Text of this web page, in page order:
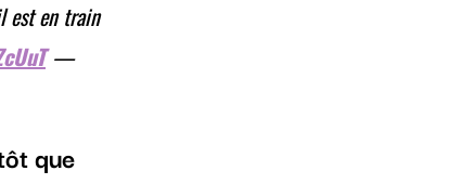
est en train
—
que